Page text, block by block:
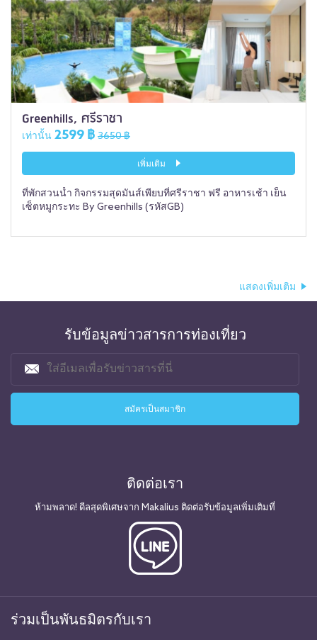
Greenhills, ศรีราชา
เท่านั้น 2599 ฿ 3650 ฿
เพิ่มเติม
ที่พักสวนน้ำ กิจกรรมสุดมันส์เพียบที่ศรีราชา ฟรี อาหารเช้า เย็น
เซ็ตหมูกระทะ By Greenhills (รหัสGB)
แสดงเพิ่มเติม
รับข้อมูลข่าวสารการท่องเที่ยว
ติดต่อเรา
ห้ามพลาด! ดีลสุดพิเศษจาก Makalius ติดต่อรับข้อมูลเพิ่มเติมที่
ร่วมเป็นพันธมิตรกับเรา